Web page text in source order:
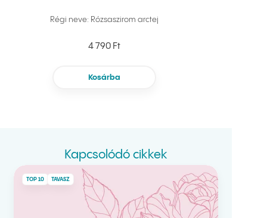
Régi neve: Rózsaszirom arctej
4 790 Ft
Kosárba
Kapcsolódó cikkek
TOP 10 TAVASZ